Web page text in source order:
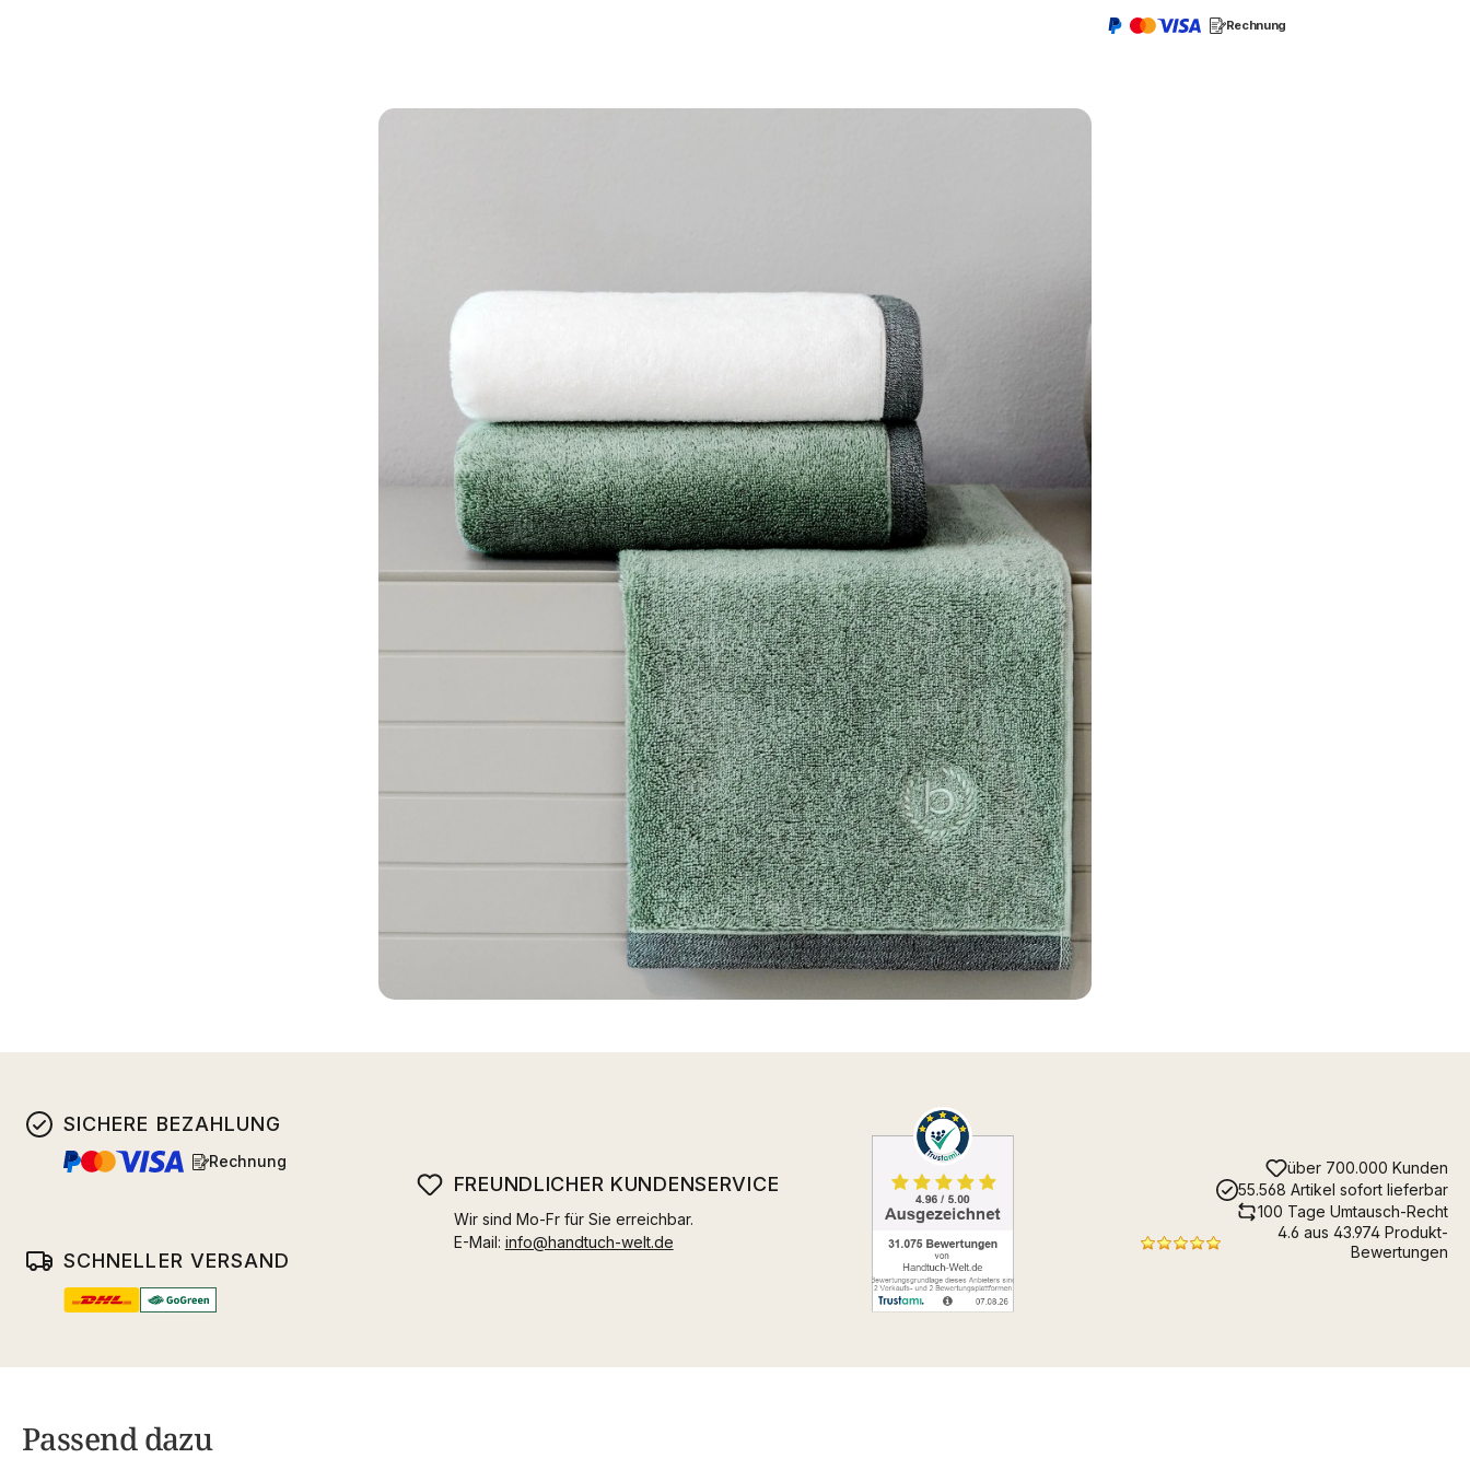
Rechnung
SICHERE BEZAHLUNG
Rechnung
SCHNELLER VERSAND
FREUNDLICHER KUNDENSERVICE
Wir sind Mo-Fr für Sie erreichbar.
E-Mail: info@handtuch-welt.de
über 700.000 Kunden
55.568 Artikel sofort lieferbar
100 Tage Umtausch-Recht
4.6 aus 43.974 Produkt-
Bewertungen
Passend dazu